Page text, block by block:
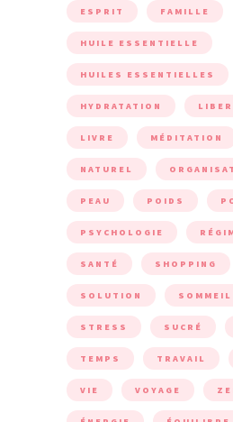
ESPRIT FAMILLE
HUILE ESSENTIELLE
HUILES ESSENTIELLES
HYDRATATION
LIVRE MÉDITATION
NATUREL
PEAU POIDS
PSYCHOLOGIE
SANTÉ SHOPPING
SOLUTION SOMMEIL
STRESS SUCRÉ
TEMPS TRAVAIL
VIE VOYAGE